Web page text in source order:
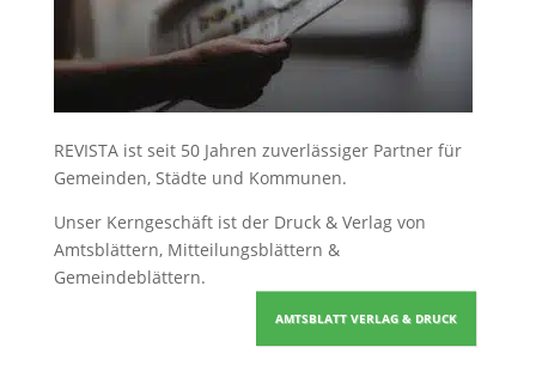
REVISTA ist seit 50 Jahren zuverlässiger Partner für
Gemeinden, Städte und Kommunen.
Unser Kerngeschäft ist der Druck & Verlag von
Amtsblättern, Mitteilungsblättern &
Gemeindeblättern.
AMTSBLATT VERLAG & DRUCK